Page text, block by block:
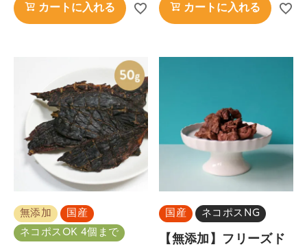
カートに入れる カートに入れる
無添加
国産
ネコポスOK 4個まで
国産 ネコポスNG
【無添加】フリーズド